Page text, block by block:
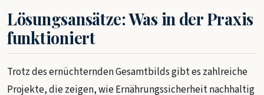
Lösungsansätze: Was in der Praxis
funktioniert
Trotz des ernüchternden Gesamtbilds gibt es zahlreiche
Projekte, die zeigen, wie Ernährungssicherheit nachhaltig